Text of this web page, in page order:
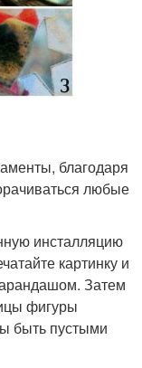
благодаря
любые
инсталляцию
картинку и
Затем
фигуры
быть пустыми